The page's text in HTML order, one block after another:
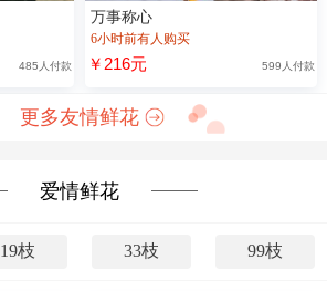
485人付款
万事称心
6小时前有人购买
￥216元 599人付款
更多友情鲜花
爱情鲜花
19枝 33枝 99枝